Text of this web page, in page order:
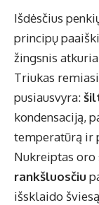
Išdėsčius
principų
žingsnis
Triukas remiasi
pusiausvyra:
kondensaciją,
temperatūrą ir
Nukreiptas oro
rankšluosčiu
išsklaido